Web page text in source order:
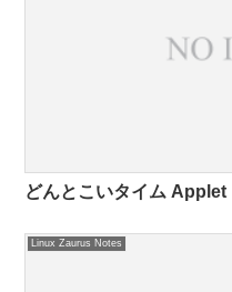
どんとこいタイム Applet
Linux Zaurus Notes